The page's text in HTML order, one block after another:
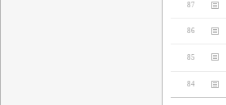
87
86
85
84